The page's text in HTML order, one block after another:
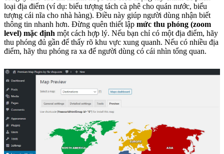
loại địa điểm (ví dụ: biểu tượng tách cà phê cho quán nước, biểu
tượng cái nĩa cho nhà hàng). Điều này giúp người dùng nhận biết
thông tin nhanh hơn. Đừng quên thiết lập mức thu phóng (zoom
level) mặc định một cách hợp lý. Nếu bạn chỉ có một địa điểm, hãy
thu phóng đủ gần để thấy rõ khu vực xung quanh. Nếu có nhiều địa
điểm, hãy thu phóng ra xa để người dùng có cái nhìn tổng quan.